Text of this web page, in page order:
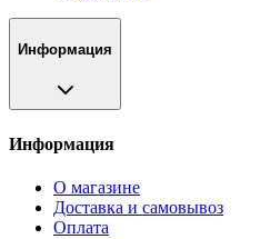
Информация
Информация
О магазине
Доставка и самовывоз
Оплата